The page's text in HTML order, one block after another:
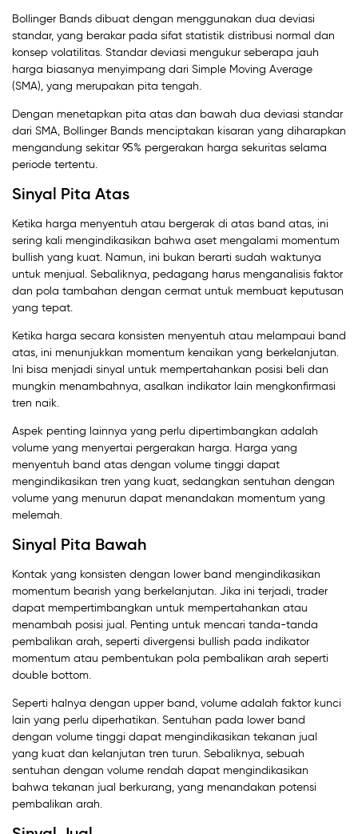
Bollinger Bands dibuat dengan menggunakan dua deviasi
standar, yang berakar pada sifat statistik distribusi normal dan
konsep volatilitas. Standar deviasi mengukur seberapa jauh
harga biasanya menyimpang dari Simple Moving Average
(SMA), yang merupakan pita tengah.
Dengan menetapkan pita atas dan bawah dua deviasi standar
dari SMA, Bollinger Bands menciptakan kisaran yang diharapkan
mengandung sekitar 95% pergerakan harga sekuritas selama
periode tertentu.
Sinyal Pita Atas
Ketika harga menyentuh atau bergerak di atas band atas, ini
sering kali mengindikasikan bahwa aset mengalami momentum
bullish yang kuat. Namun, ini bukan berarti sudah waktunya
untuk menjual. Sebaliknya, pedagang harus menganalisis faktor
dan pola tambahan dengan cermat untuk membuat keputusan
yang tepat.
Ketika harga secara konsisten menyentuh atau melampaui band
atas, ini menunjukkan momentum kenaikan yang berkelanjutan.
Ini bisa menjadi sinyal untuk mempertahankan posisi beli dan
mungkin menambahnya, asalkan indikator lain mengkonfirmasi
tren naik.
Aspek penting lainnya yang perlu dipertimbangkan adalah
volume yang menyertai pergerakan harga. Harga yang
menyentuh band atas dengan volume tinggi dapat
mengindikasikan tren yang kuat, sedangkan sentuhan dengan
volume yang menurun dapat menandakan momentum yang
melemah.
Sinyal Pita Bawah
Kontak yang konsisten dengan lower band mengindikasikan
momentum bearish yang berkelanjutan. Jika ini terjadi, trader
dapat mempertimbangkan untuk mempertahankan atau
menambah posisi jual. Penting untuk mencari tanda-tanda
pembalikan arah, seperti divergensi bullish pada indikator
momentum atau pembentukan pola pembalikan arah seperti
double bottom.
Seperti halnya dengan upper band, volume adalah faktor kunci
lain yang perlu diperhatikan. Sentuhan pada lower band
dengan volume tinggi dapat mengindikasikan tekanan jual
yang kuat dan kelanjutan tren turun. Sebaliknya, sebuah
sentuhan dengan volume rendah dapat mengindikasikan
bahwa tekanan jual berkurang, yang menandakan potensi
pembalikan arah.